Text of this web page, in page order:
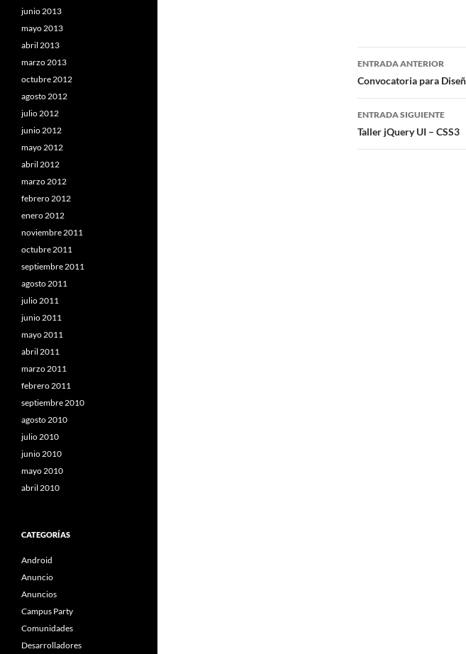
Navegación
de
entradas
ENTRADA ANTERIOR
Convocatoria para
ENTRADA SIGUIENTE
Taller jQuery UI – CSS3
junio 2013
mayo 2013
abril 2013
marzo 2013
octubre 2012
agosto 2012
julio 2012
junio 2012
mayo 2012
abril 2012
marzo 2012
febrero 2012
enero 2012
noviembre 2011
octubre 2011
septiembre 2011
agosto 2011
julio 2011
junio 2011
mayo 2011
abril 2011
marzo 2011
febrero 2011
septiembre 2010
agosto 2010
julio 2010
junio 2010
mayo 2010
abril 2010
CATEGORÍAS
Android
Anuncio
Anuncios
Campus Party
Comunidades
Desarrolladores